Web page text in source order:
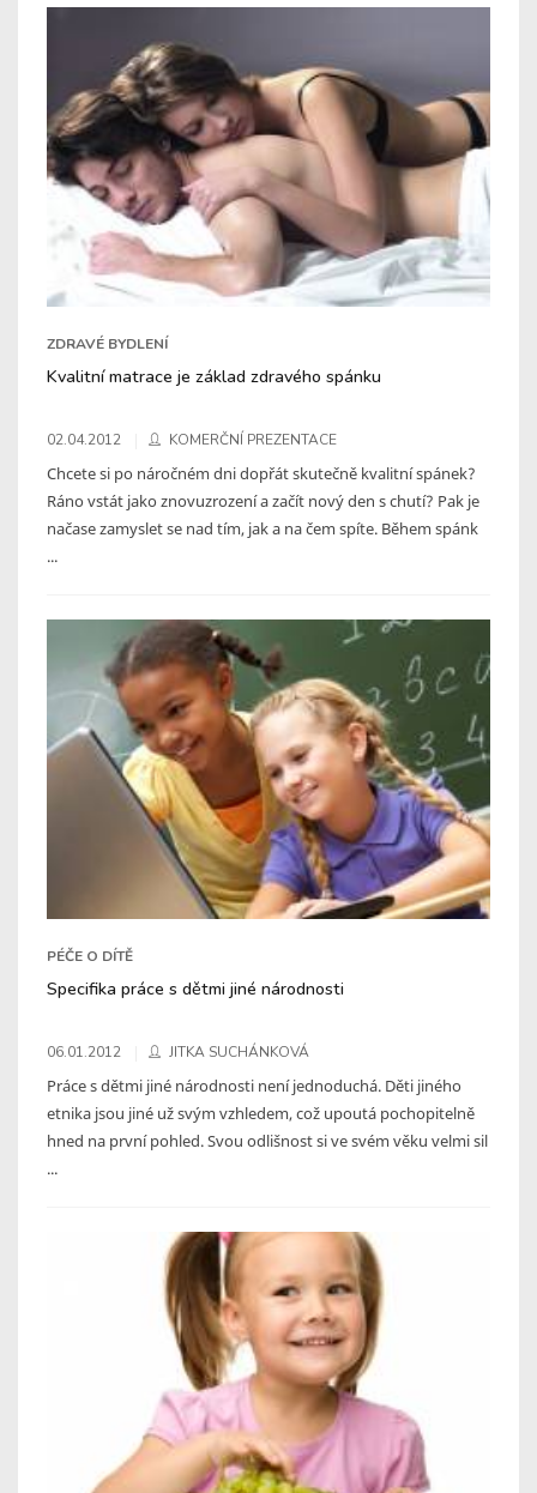
ZDRAVÉ BYDLENÍ
Kvalitní matrace je základ zdravého spánku
02.04.2012 KOMERČNÍ PREZENTACE
Chcete si po náročném dni dopřát skutečně kvalitní spánek?
Ráno vstát jako znovuzrození a začít nový den s chutí? Pak je
načase zamyslet se nad tím, jak a na čem spíte. Během spánk
...
PÉČE O DÍTĚ
Specifika práce s dětmi jiné národnosti
06.01.2012 JITKA SUCHÁNKOVÁ
Práce s dětmi jiné národnosti není jednoduchá. Děti jiného
etnika jsou jiné už svým vzhledem, což upoutá pochopitelně
hned na první pohled. Svou odlišnost si ve svém věku velmi sil
...